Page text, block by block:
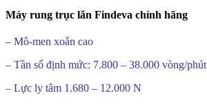
Máy rung trục lăn Findeva chính hãng
– Mô-men xoắn cao
– Tần số định mức: 7.800 – 38.000 vòng/phút
– Lực ly tâm 1.680 – 12.000 N